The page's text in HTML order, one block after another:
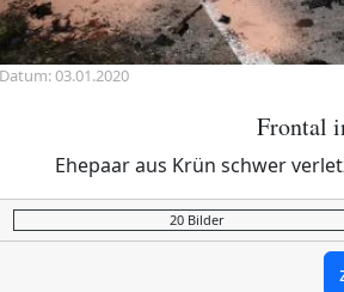
Datum: 03.01.2020
Frontal
Ehepaar aus Krün schwer
20 Bilder